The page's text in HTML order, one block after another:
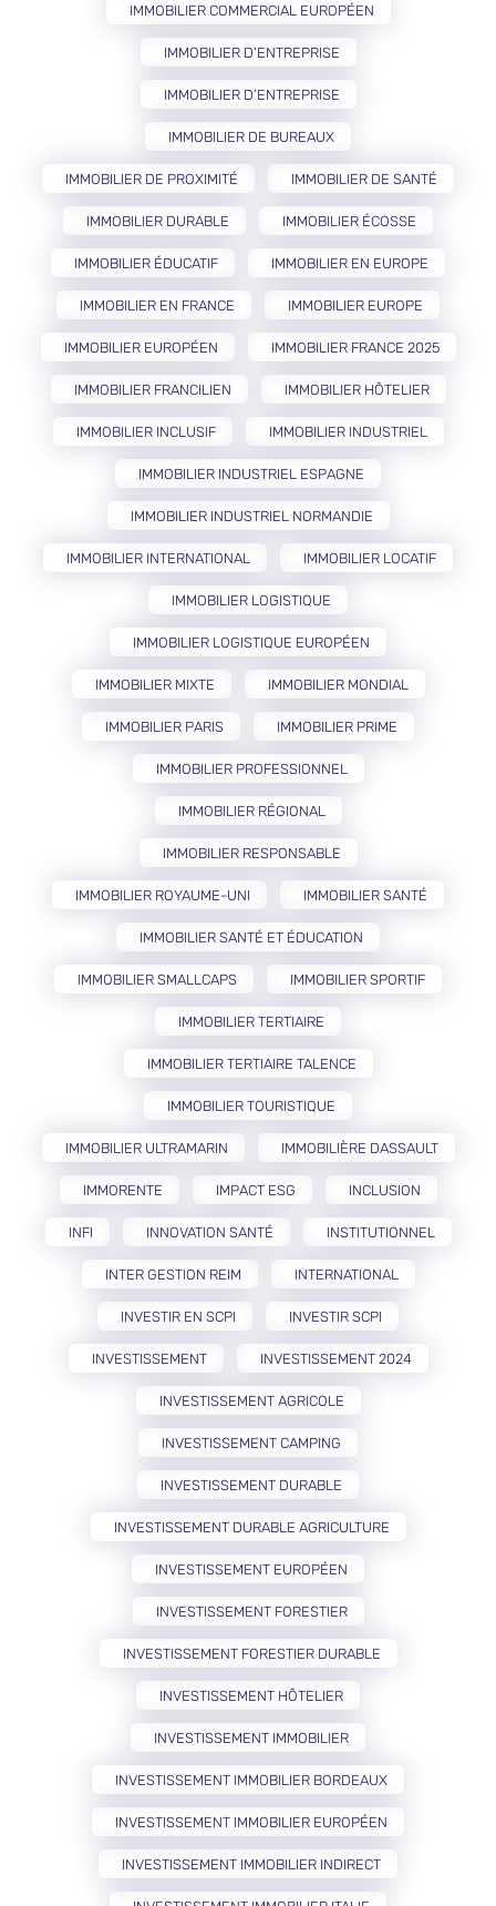
IMMOBILIER COMMERCIAL EUROPÉEN
IMMOBILIER D'ENTREPRISE
IMMOBILIER D’ENTREPRISE
IMMOBILIER DE BUREAUX
IMMOBILIER DE PROXIMITÉ IMMOBILIER DE SANTÉ
IMMOBILIER DURABLE IMMOBILIER ÉCOSSE
IMMOBILIER ÉDUCATIF IMMOBILIER EN EUROPE
IMMOBILIER EN FRANCE IMMOBILIER EUROPE
IMMOBILIER EUROPÉEN IMMOBILIER FRANCE 2025
IMMOBILIER FRANCILIEN IMMOBILIER HÔTELIER
IMMOBILIER INCLUSIF IMMOBILIER INDUSTRIEL
IMMOBILIER INDUSTRIEL ESPAGNE
IMMOBILIER INDUSTRIEL NORMANDIE
IMMOBILIER INTERNATIONAL IMMOBILIER LOCATIF
IMMOBILIER LOGISTIQUE
IMMOBILIER LOGISTIQUE EUROPÉEN
IMMOBILIER MIXTE IMMOBILIER MONDIAL
IMMOBILIER PARIS IMMOBILIER PRIME
IMMOBILIER PROFESSIONNEL
IMMOBILIER RÉGIONAL
IMMOBILIER RESPONSABLE
IMMOBILIER ROYAUME-UNI IMMOBILIER SANTÉ
IMMOBILIER SANTÉ ET ÉDUCATION
IMMOBILIER SMALLCAPS IMMOBILIER SPORTIF
IMMOBILIER TERTIAIRE
IMMOBILIER TERTIAIRE TALENCE
IMMOBILIER TOURISTIQUE
IMMOBILIER ULTRAMARIN IMMOBILIÈRE DASSAULT
IMMORENTE IMPACT ESG INCLUSION
INFI INNOVATION SANTÉ INSTITUTIONNEL
INTER GESTION REIM INTERNATIONAL
INVESTIR EN SCPI INVESTIR SCPI
INVESTISSEMENT INVESTISSEMENT 2024
INVESTISSEMENT AGRICOLE
INVESTISSEMENT CAMPING
INVESTISSEMENT DURABLE
INVESTISSEMENT DURABLE AGRICULTURE
INVESTISSEMENT EUROPÉEN
INVESTISSEMENT FORESTIER
INVESTISSEMENT FORESTIER DURABLE
INVESTISSEMENT HÔTELIER
INVESTISSEMENT IMMOBILIER
INVESTISSEMENT IMMOBILIER BORDEAUX
INVESTISSEMENT IMMOBILIER EUROPÉEN
INVESTISSEMENT IMMOBILIER INDIRECT